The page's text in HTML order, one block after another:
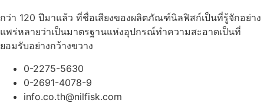
กว่า 120 ปีมาแล้ว ที่ชื่อเสียงของผลิตภัณฑ์นิลฟิสก์เป็นที่รู้จักอย่าง
แพร่หลายว่าเป็นมาตรฐานแห่งอุปกรณ์ทำความสะอาดเป็นที่
ยอมรับอย่างกว้างขวาง
0-2275-5630
0-2691-4078-9
info.co.th@nilfisk.com